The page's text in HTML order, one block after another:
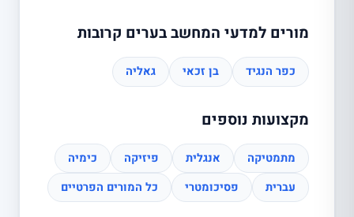
מורים למדעי המחשב בערים קרובות
כפר הנגיד בן זכאי גאליה
מקצועות נוספים
מתמטיקה אנגלית פיזיקה
כימיה
עברית
פסיכומטרי כל המורים הפרטיים